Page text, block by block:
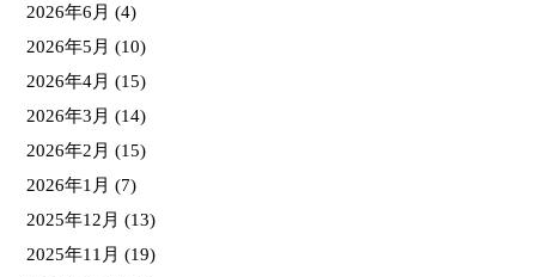
2026年6月 (4)
2026年5月 (10)
2026年4月 (15)
2026年3月 (14)
2026年2月 (15)
2026年1月 (7)
2025年12月 (13)
2025年11月 (19)